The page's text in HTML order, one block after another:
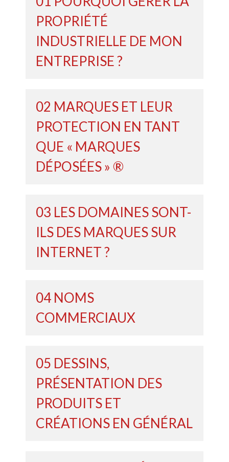
PROPRIÉTÉ
INDUSTRIELLE DE MON
ENTREPRISE ?
02 MARQUES ET LEUR
PROTECTION EN TANT
QUE « MARQUES
DÉPOSÉES » ®
03 LES DOMAINES SONT-
ILS DES MARQUES SUR
INTERNET ?
04 NOMS
COMMERCIAUX
05 DESSINS,
PRÉSENTATION DES
PRODUITS ET
CRÉATIONS EN GÉNÉRAL